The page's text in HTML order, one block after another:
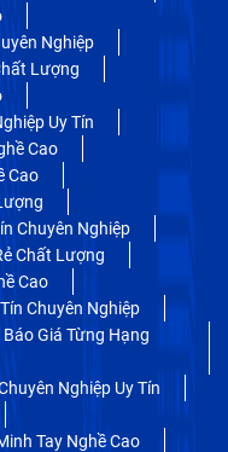
Nghiệp
Lượng
Uy Tín
Cao
Cao
Chuyên Nghiệp
Chất Lượng
Cao
Chuyên Nghiệp
Giá Từng Hạng
Nghiệp Uy Tín
Tay Nghề Cao